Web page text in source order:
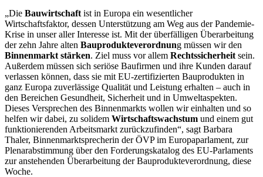
„Die Bauwirtschaft ist in Europa ein wesentlicher
Wirtschaftsfaktor, dessen Unterstützung am Weg aus der Pandemie-
Krise in unser aller Interesse ist. Mit der überfälligen Überarbeitung
der zehn Jahre alten Bauprodukteverordnung müssen wir den
Binnenmarkt stärken. Ziel muss vor allem Rechtssicherheit sein.
Außerdem müssen sich seriöse Baufirmen und ihre Kunden darauf
verlassen können, dass sie mit EU-zertifizierten Bauprodukten in
ganz Europa zuverlässige Qualität und Leistung erhalten – auch in
den Bereichen Gesundheit, Sicherheit und in Umweltaspekten.
Dieses Versprechen des Binnenmarkts wollen wir einhalten und so
helfen wir dabei, zu solidem Wirtschaftswachstum und einem gut
funktionierenden Arbeitsmarkt zurückzufinden“, sagt Barbara
Thaler, Binnenmarktsprecherin der ÖVP im Europaparlament, zur
Plenarabstimmung über den Forderungskatalog des EU-Parlaments
zur anstehenden Überarbeitung der Bauprodukteverordnung, diese
Woche.